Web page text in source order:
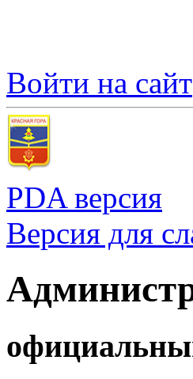
Войти на сайт
PDA версия
Версия для